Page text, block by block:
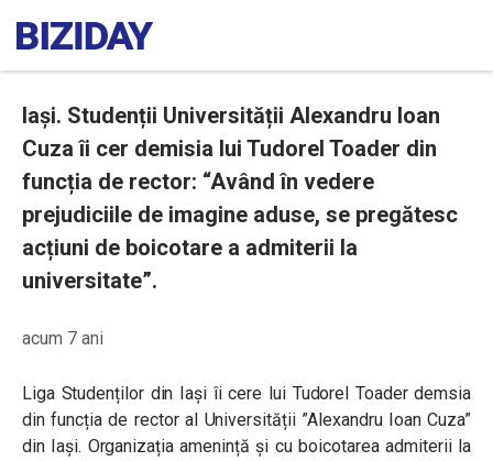
Iași. Studenții Universității Alexandru Ioan
Cuza îi cer demisia lui Tudorel Toader din
funcția de rector: “Având în vedere
prejudiciile de imagine aduse, se pregătesc
acțiuni de boicotare a admiterii la
universitate”.
acum 7 ani
Liga Studenților din Iași îi cere lui Tudorel Toader demsia
din funcția de rector al Universității ”Alexandru Ioan Cuza”
din Iași. Organizația amenință și cu boicotarea admiterii la